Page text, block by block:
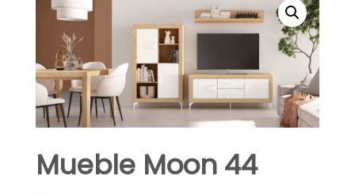
Mueble Moon 44